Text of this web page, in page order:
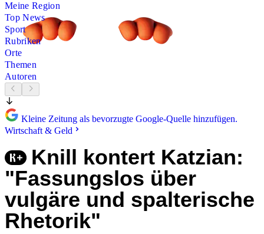
Meine Region
Top News
Sport
Rubriken
Orte
Themen
Autoren
Kleine Zeitung als bevorzugte Google-Quelle hinzufügen.
Wirtschaft & Geld
Knill kontert Katzian:
"Fassungslos über
vulgäre und spalterische
Rhetorik"